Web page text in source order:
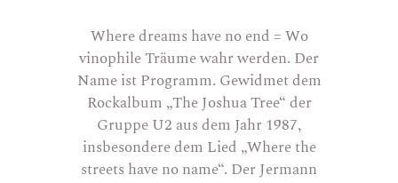
Where dreams have no end = Wo
vinophile Träume wahr werden. Der
Name ist Programm. Gewidmet dem
Rockalbum „The Joshua Tree“ der
Gruppe U2 aus dem Jahr 1987,
insbesondere dem Lied „Where the
streets have no name“. Der Jermann